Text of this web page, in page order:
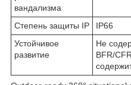
вандализма
Степень защиты IP
IP66
Устойчивое
развитие
Не
BFR/